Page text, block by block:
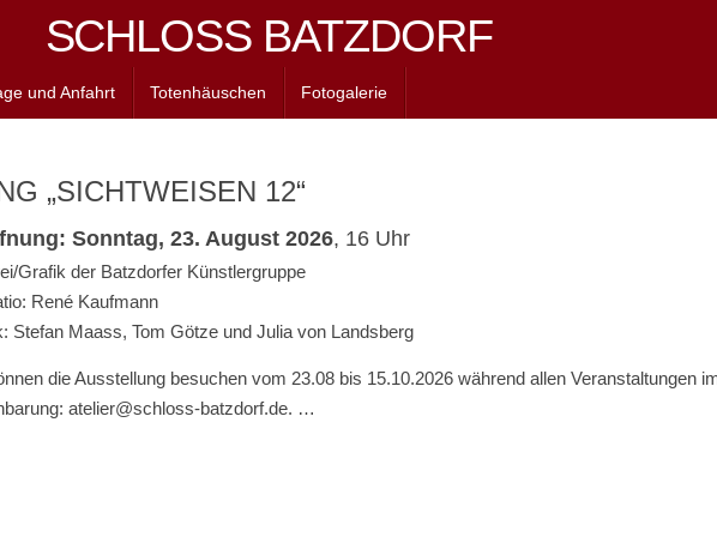
SCHLOSS BATZDORF
und Anfahrt Totenhäuschen Fotogalerie
„SICHTWEISEN 12“
Sonntag, 23. August 2026, 16 Uhr
Grafik der Batzdorfer Künstlergruppe
René Kaufmann
Stefan Maass, Tom Götze und Julia von Landsberg
die Ausstellung besuchen vom 23.08 bis 15.10.2026 während allen Veranstaltungen
atelier@schloss-batzdorf.de. …